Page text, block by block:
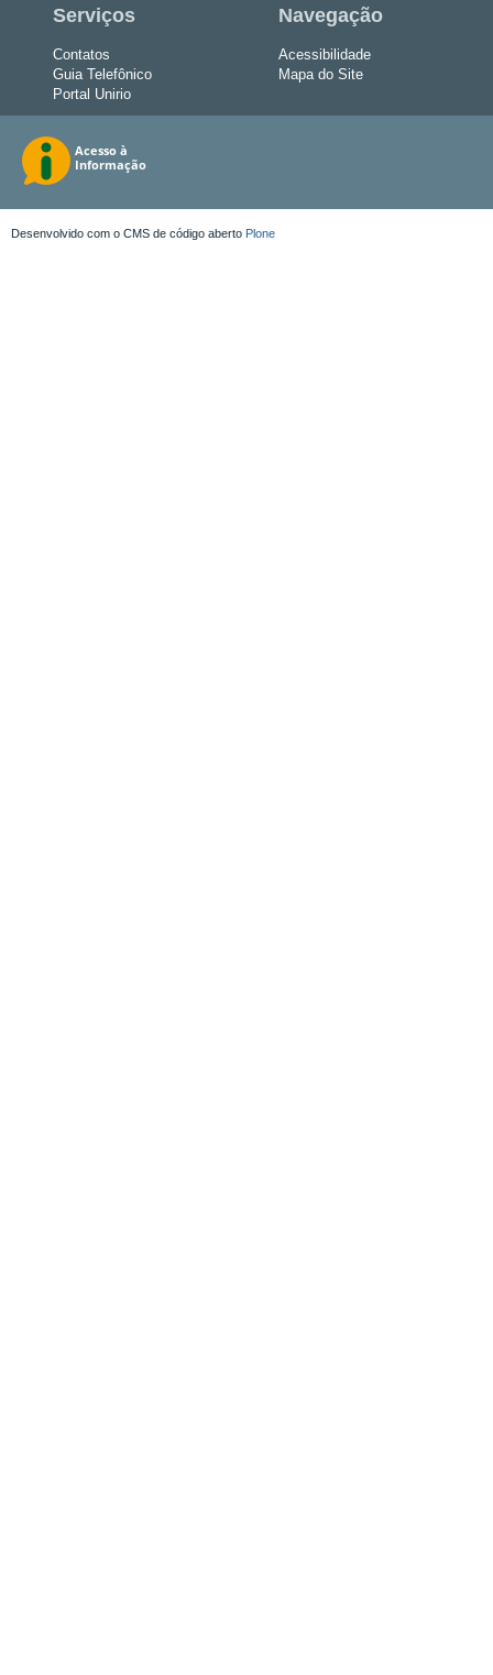
Serviços
Contatos
Guia Telefônico
Portal Unirio
Navegação
Acessibilidade
Mapa do Site
Desenvolvido com o CMS de código aberto Plone